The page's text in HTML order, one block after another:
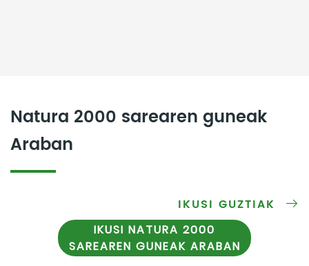
Natura 2000 sarearen guneak
Araban
IKUSI GUZTIAK
IKUSI NATURA 2000
SAREAREN GUNEAK ARABAN